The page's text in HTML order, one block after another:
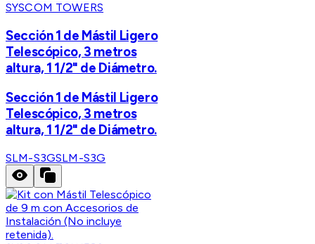
SYSCOM TOWERS
Sección 1 de Mástil Ligero
Telescópico, 3 metros
altura, 1 1/2" de Diámetro.
Sección 1 de Mástil Ligero
Telescópico, 3 metros
altura, 1 1/2" de Diámetro.
SLM-S3GSLM-S3G